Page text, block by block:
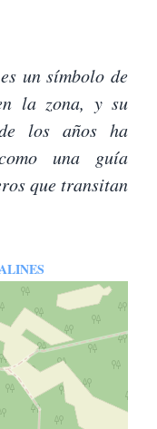
un símbolo de
la zona, y su
los años ha
una guía
que transitan